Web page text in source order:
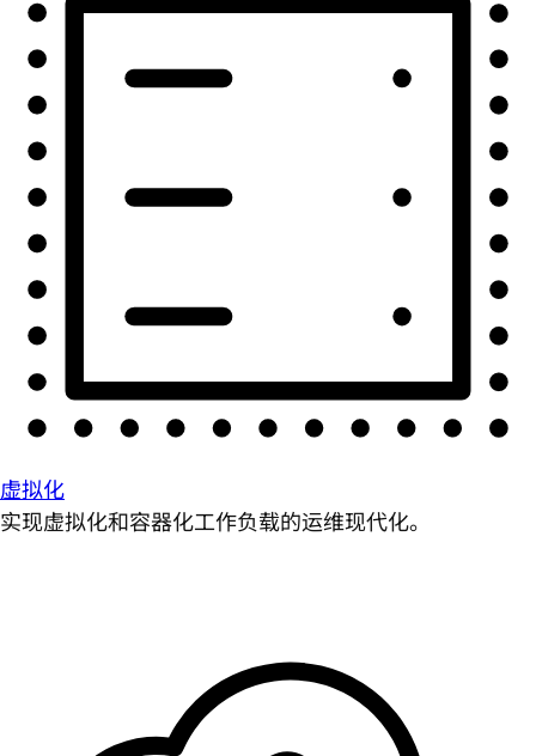
虚拟化
实现虚拟化和容器化工作负载的运维现代化。